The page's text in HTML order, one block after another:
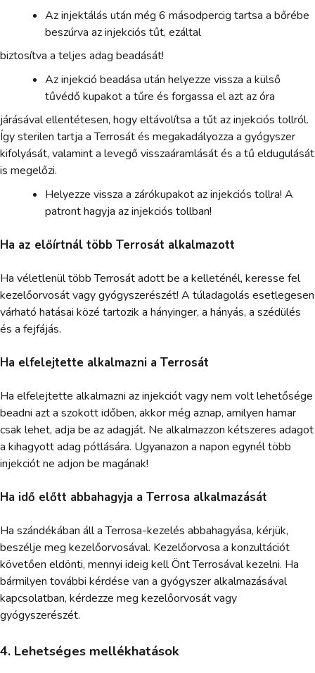
Az injektálás után még 6 másodpercig tartsa a bőrébe
beszúrva az injekciós tűt, ezáltal
biztosítva a teljes adag beadását!
Az injekció beadása után helyezze vissza a külső
tűvédő kupakot a tűre és forgassa el azt az óra
járásával ellentétesen, hogy eltávolítsa a tűt az injekciós tollról.
Így sterilen tartja a Terrosát és megakadályozza a gyógyszer
kifolyását, valamint a levegő visszaáramlását és a tű eldugulását
is megelőzi.
Helyezze vissza a zárókupakot az injekciós tollra! A
patront hagyja az injekciós tollban!
Ha az előírtnál több Terrosát alkalmazott
Ha véletlenül több Terrosát adott be a kelleténél, keresse fel
kezelőorvosát vagy gyógyszerészét! A túladagolás esetlegesen
várható hatásai közé tartozik a hányinger, a hányás, a szédülés
és a fejfájás.
Ha elfelejtette alkalmazni a Terrosát
Ha elfelejtette alkalmazni az injekciót vagy nem volt lehetősége
beadni azt a szokott időben, akkor még aznap, amilyen hamar
csak lehet, adja be az adagját. Ne alkalmazzon kétszeres adagot
a kihagyott adag pótlására. Ugyanazon a napon egynél több
injekciót ne adjon be magának!
Ha idő előtt abbahagyja a Terrosa alkalmazását
Ha szándékában áll a Terrosa-kezelés abbahagyása, kérjük,
beszélje meg kezelőorvosával. Kezelőorvosa a konzultációt
követően eldönti, mennyi ideig kell Önt Terrosával kezelni. Ha
bármilyen további kérdése van a gyógyszer alkalmazásával
kapcsolatban, kérdezze meg kezelőorvosát vagy
gyógyszerészét.
4. Lehetséges mellékhatások